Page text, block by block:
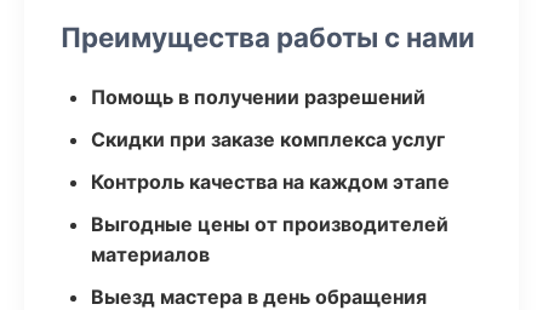
Преимущества работы с нами
Помощь в получении разрешений
Скидки при заказе комплекса услуг
Контроль качества на каждом этапе
Выгодные цены от производителей
материалов
Выезд мастера в день обращения